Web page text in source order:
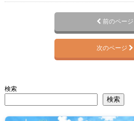
前のページ
次のページ
検索
検索